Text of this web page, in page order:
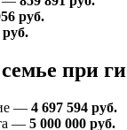
руб.
руб.
при
— 4 697 594 руб.
— 5 000 000 руб.